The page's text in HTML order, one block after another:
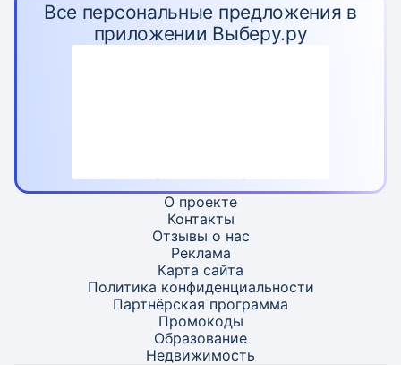
Все персональные предложения в
приложении Выберу.ру
О проекте
Контакты
Отзывы о нас
Реклама
Карта сайта
Политика конфиденциальности
Партнёрская программа
Промокоды
Образование
Недвижимость